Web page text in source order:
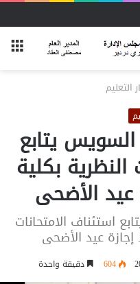
التعليم
يتابع
النظرية بكلية
عيد الأضحى
استئناف الامتحانات
إجازة عيد الأضحى
604 دقيقة واحدة